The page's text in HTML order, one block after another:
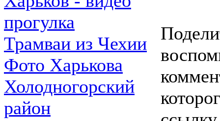
прогулка
Трамваи из Чехии
Фото Харькова
Холодногорский
район